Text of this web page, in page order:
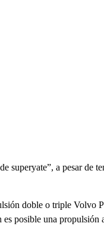
superyate”, a pesar de
doble o triple Volvo
posible una propulsión